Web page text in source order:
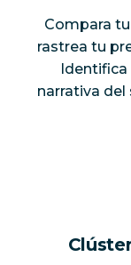
Compara
rastrea tu
Identifica
narrativa del